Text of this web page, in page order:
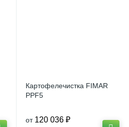
Картофелечистка FIMAR
PPF5
от 120 036 ₽